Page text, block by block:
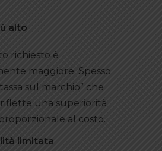
alto
richiesto è
maggiore. Spesso
sul marchio” che
una superiorità
al costo.
limitata